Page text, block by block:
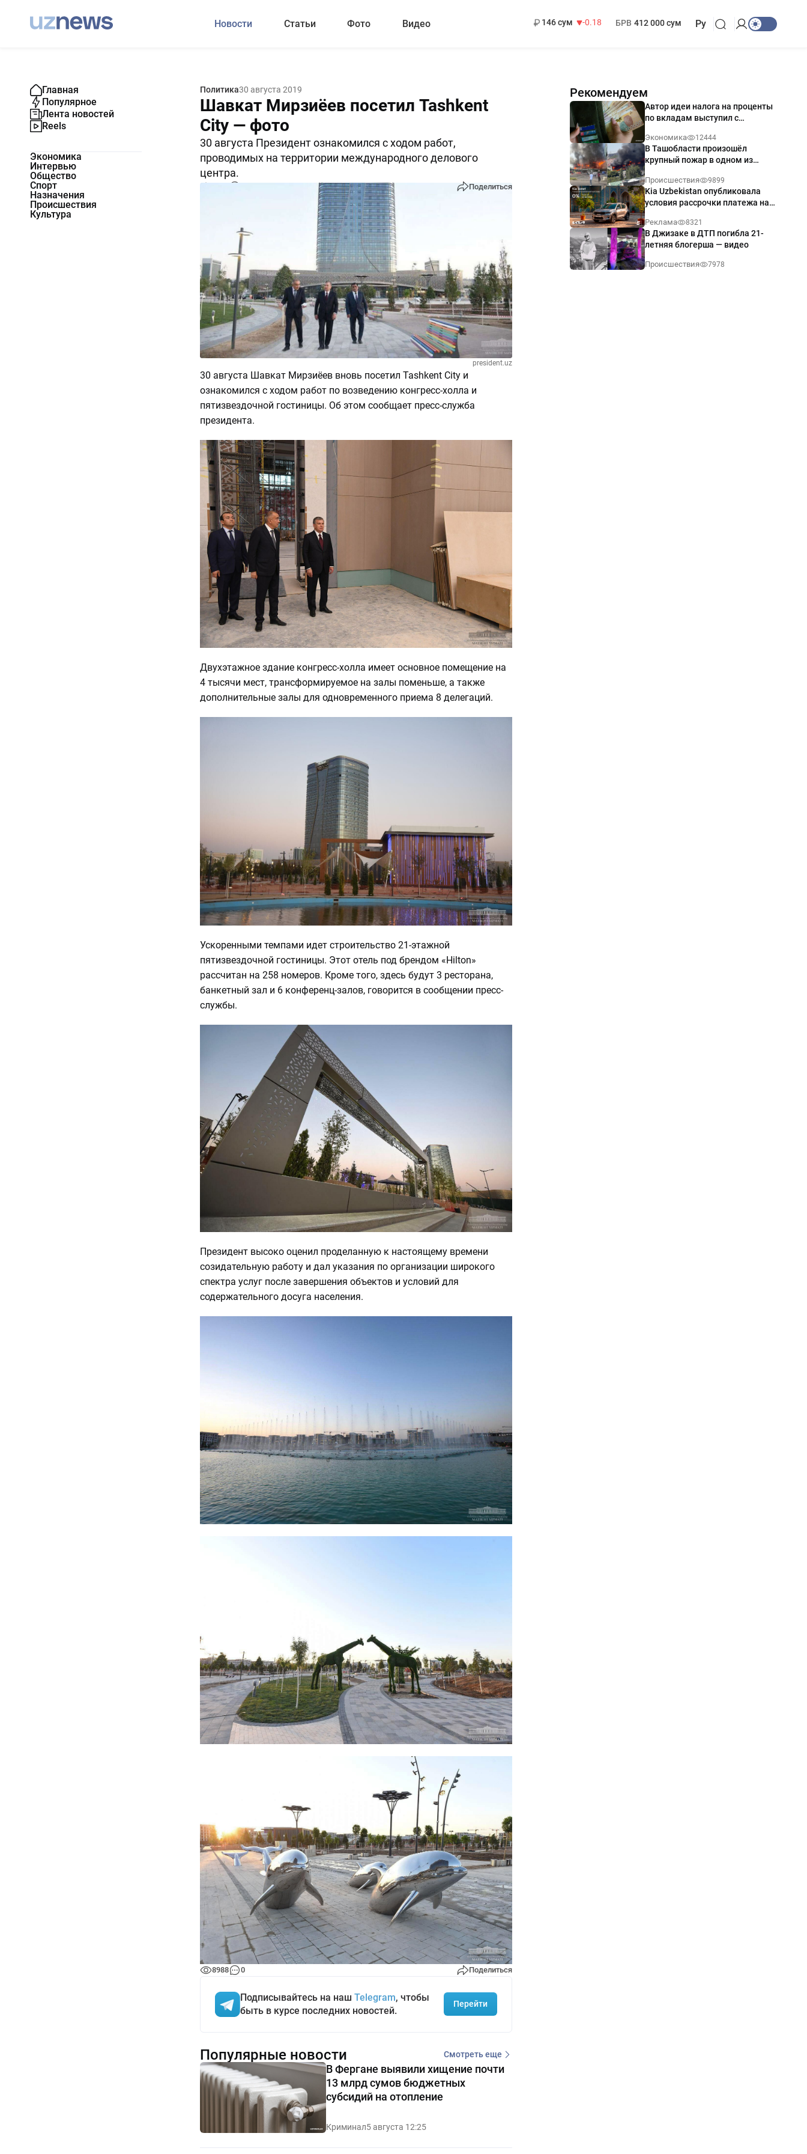
Новости Статьи Фото Видео
146 сум
-0.18
БРВ 412 000 сум Ру
Главная
Популярное
Лента новостей
Reels
Экономика
Интервью
Общество
Спорт
Назначения
Происшествия
Культура
Политика30 августа 2019
Шавкат Мирзиёев посетил Tashkent
City — фото
30 августа Президент ознакомился с ходом работ,
проводимых на территории международного делового
центра.
Поделиться
president.uz
30 августа Шавкат Мирзиёев вновь посетил Tashkent City и
ознакомился с ходом работ по возведению конгресс-холла и
пятизвездочной гостиницы. Об этом сообщает пресс-служба
президента.
Двухэтажное здание конгресс-холла имеет основное помещение на
4 тысячи мест, трансформируемое на залы поменьше, а также
дополнительные залы для одновременного приема 8 делегаций.
Ускоренными темпами идет строительство 21-этажной
пятизвездочной гостиницы. Этот отель под брендом «Hilton»
рассчитан на 258 номеров. Кроме того, здесь будут 3 ресторана,
банкетный зал и 6 конференц-залов, говорится в сообщении пресс-
службы.
Президент высоко оценил проделанную к настоящему времени
созидательную работу и дал указания по организации широкого
спектра услуг после завершения объектов и условий для
содержательного досуга населения.
8988 0 Поделиться
Подписывайтесь на наш Telegram, чтобы
быть в курсе последних новостей.
Перейти
Рекомендуем
Автор идеи налога на проценты
по вкладам выступил с
Экономика 12444
В Ташобласти произошёл
крупный пожар в одном из
Происшествия 9899
Kia Uzbekistan опубликовала
условия рассрочки платежа на
годовых
Реклама 8321
В Джизаке в ДТП погибла 21-
летняя блогерша — видео
Происшествия 7978
Популярные новости Смотреть еще
В Фергане выявили хищение почти
13 млрд сумов бюджетных
субсидий на отопление
Криминал5 августа 12:25